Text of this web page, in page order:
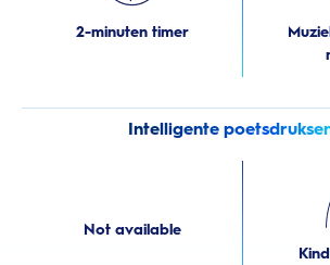
2-minuten timer
Intelligente
Not available